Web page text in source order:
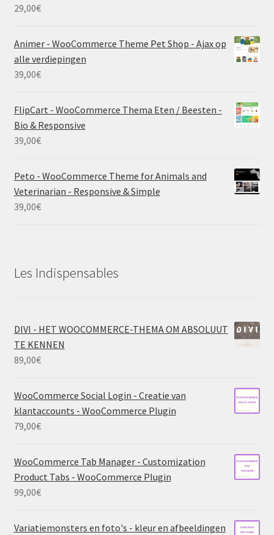
29,00€
Animer - WooCommerce Theme Pet Shop - Ajax op
alle verdiepingen
39,00€
FlipCart - WooCommerce Thema Eten / Beesten -
Bio & Responsive
39,00€
Peto - WooCommerce Theme for Animals and
Veterinarian - Responsive & Simple
39,00€
Les Indispensables
DIVI - HET WOOCOMMERCE-THEMA OM ABSOLUUT
TE KENNEN
89,00€
WooCommerce Social Login - Creatie van
klantaccounts - WooCommerce Plugin
79,00€
WooCommerce Tab Manager - Customization
Product Tabs - WooCommerce Plugin
99,00€
Variatiemonsters en foto's - kleur en afbeeldingen